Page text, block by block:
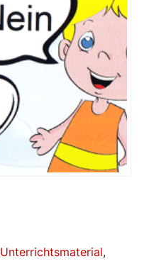
Unterrichtsmaterial